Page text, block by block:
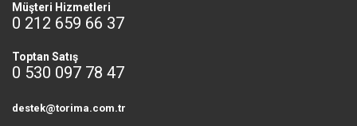
Müşteri Hizmetleri
0 212 659 66 37
Toptan Satış
0 530 097 78 47
destek@torima.com.tr